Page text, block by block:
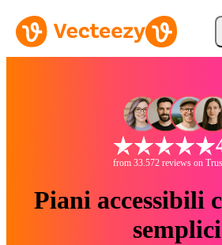
from 33.572 reviews on
Piani accessibili
semplici